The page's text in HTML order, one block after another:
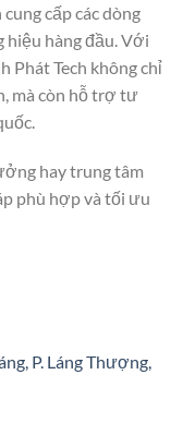
cấp các dòng
hiệu hàng đầu. Với
Phát Tech không chỉ
mà còn hỗ trợ tư
hay trung tâm
phù hợp và tối ưu
P. Láng Thượng,